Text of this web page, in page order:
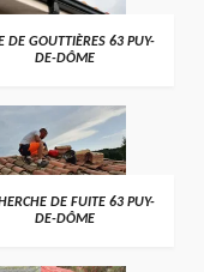
DE GOUTTIÈRES 63 PUY-
DE-DÔME
DE FUITE 63 PUY-
DE-DÔME